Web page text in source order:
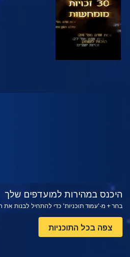
היכנס במהירות למועדפים שלך
בחר + מ-'עמוד תוכניות' כדי להתחיל לבנות את
צפה בכל התוכניות